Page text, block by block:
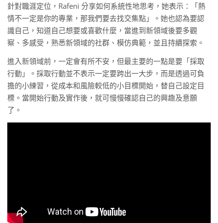
針對職涯定位，Rafeni 分享如何系統性地思考，她表示：「熱
情不一定是你的專業，那我們要去找交集點」。她也認為要認
識自己，知道自己想要或喜歡什麼，當進到新領域後要多觀
察、多感受，熟悉新領域的社群、模仿典範，並且持續探索。
進入新領域前，一定會有所不安，但最主要的一點是要「採取
行動」。採取行動並不表示一定要跨出一大步，而是透過可負
擔的小練習，從成本和風險較低的小目標開始，替自己設定目
標。當開始行動及實作後，就可慢慢確認自己的興趣及意願
了。